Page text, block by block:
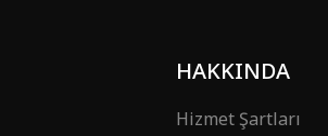
HAKKINDA
Hizmet Şartları